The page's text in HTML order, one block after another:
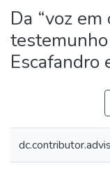
Da “voz
Escafandro